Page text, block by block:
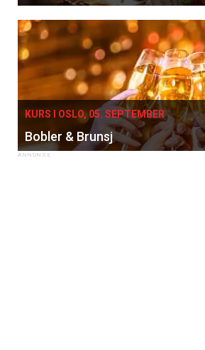
KURS I OSLO, 05. SEPTEMBER
Bobler & Brunsj